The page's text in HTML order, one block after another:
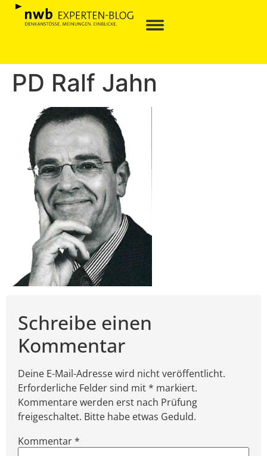
PD Ralf Jahn
Schreibe einen
Kommentar
Deine E-Mail-Adresse wird nicht veröffentlicht.
Erforderliche Felder sind mit * markiert.
Kommentare werden erst nach Prüfung
freigeschaltet. Bitte habe etwas Geduld.
Kommentar*